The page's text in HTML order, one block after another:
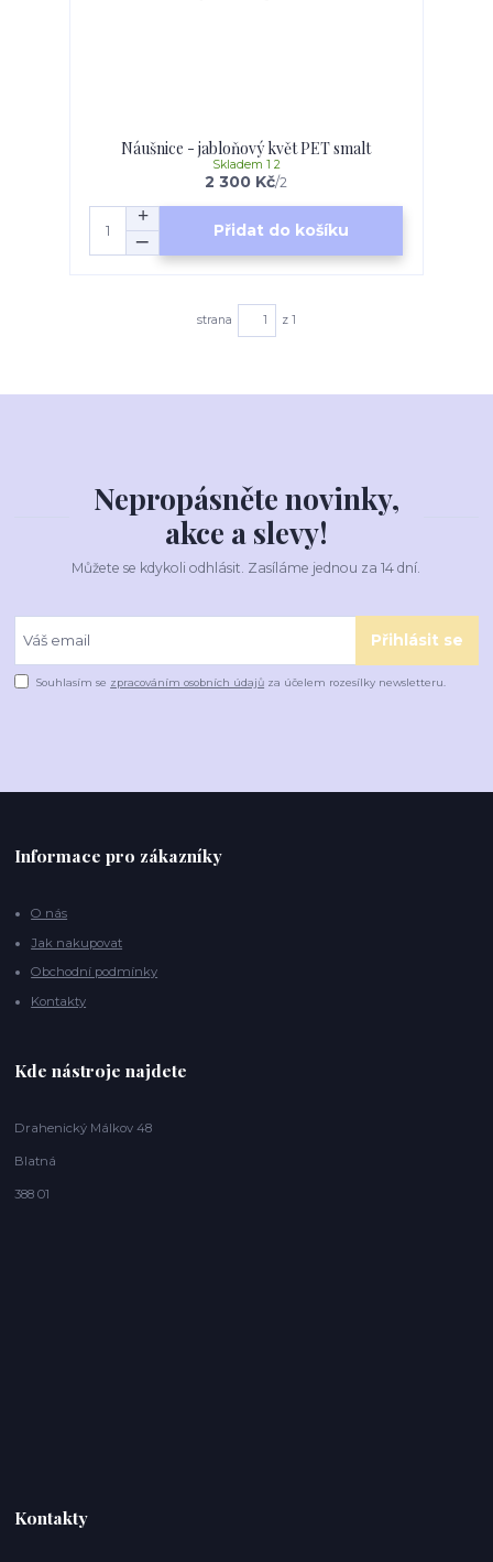
Náušnice - jabloňový květ PET smalt
2 300 Kč/2
Skladem 1 2
Přidat do košíku
strana z 1
Nepropásněte novinky,
akce a slevy!
Můžete se kdykoli odhlásit. Zasíláme jednou za 14 dní.
Přihlásit se
Souhlasím se zpracováním osobních údajů za účelem rozesílky newsletteru.
Informace pro zákazníky
O nás
Jak nakupovat
Obchodní podmínky
Kontakty
Kde nástroje najdete
Drahenický Málkov 48
Blatná
388 01
Kontakty